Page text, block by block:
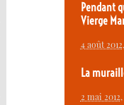
Pendant
Vierge
4 août 2012
La
2 mai 2012